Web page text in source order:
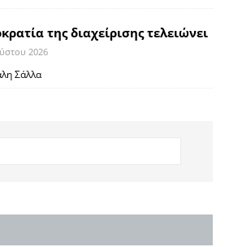
της διαχείρισης τελειώνει
2026
Σάλλα